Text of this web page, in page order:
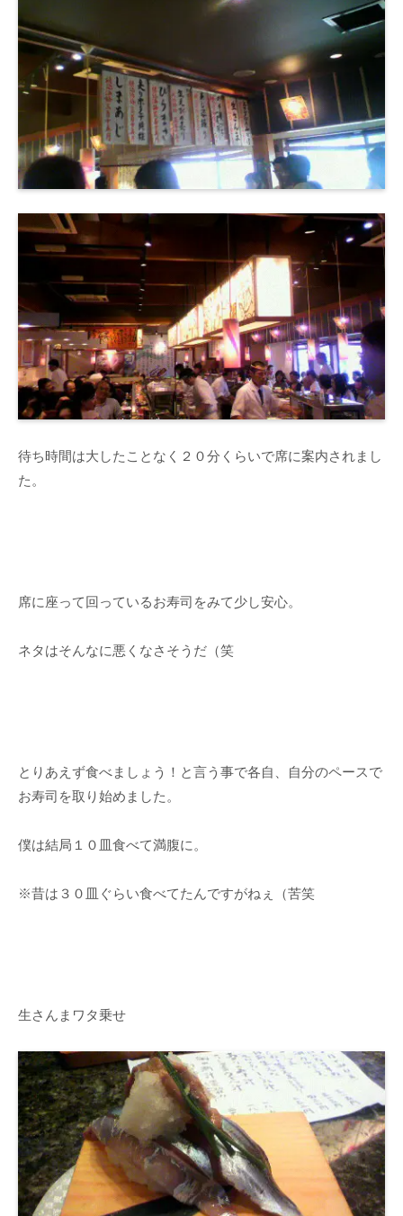
待ち時間は大したことなく２０分くらいで席に案内されまし
た。
席に座って回っているお寿司をみて少し安心。
ネタはそんなに悪くなさそうだ（笑
とりあえず食べましょう！と言う事で各自、自分のペースで
お寿司を取り始めました。
僕は結局１０皿食べて満腹に。
※昔は３０皿ぐらい食べてたんですがねぇ（苦笑
生さんまワタ乗せ